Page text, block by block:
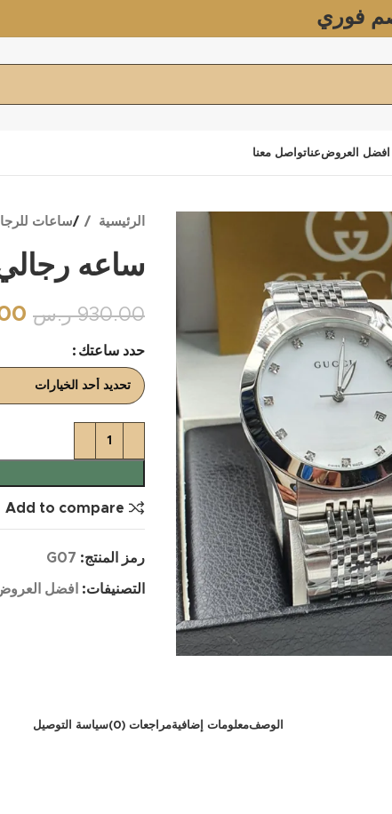
فوري
افضل العروضعناتواصل معنا
الرئيسية ساعات
ساعه
930.00 ر.س
حدد ساعتك
Add to compare
رمز المنتج: G07
التصنيفات: افضل
الوصفمعلومات إضافيةمراجعات (0) سياسة التوصيل